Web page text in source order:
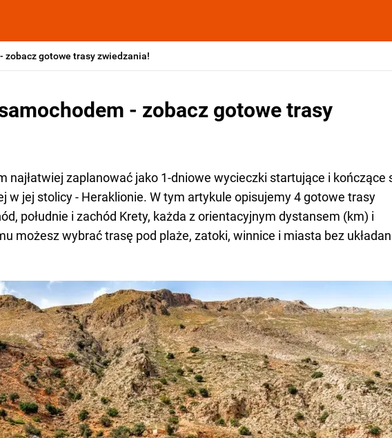
zobacz gotowe trasy zwiedzania!
- zobacz gotowe trasy
najłatwiej zaplanować jako 1-dniowe wycieczki startujące i kończące
w jej stolicy - Heraklionie. W tym artykule opisujemy 4 gotowe trasy
południe i zachód Krety, każda z orientacyjnym dystansem (km) i
możesz wybrać trasę pod plaże, zatoki, winnice i miasta bez